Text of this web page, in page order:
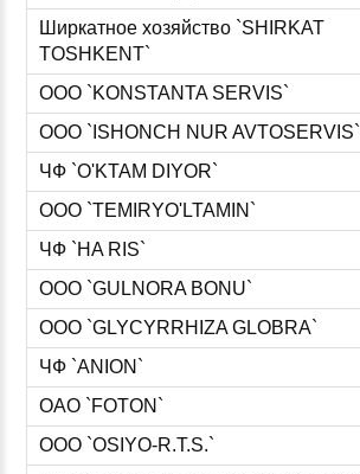
Ширкатное хозяйство `SHIRKAT
TOSHKENT`
ООО `KONSTANTA SERVIS`
ООО `ISHONCH NUR AVTOSERVIS`
ЧФ `O'KTAM DIYOR`
ООО `TEMIRYO'LTAMIN`
ЧФ `HA RIS`
ООО `GULNORA BONU`
ООО `GLYCYRRHIZA GLOBRA`
ЧФ `ANION`
ОАО `FOTON`
ООО `OSIYO-R.T.S.`